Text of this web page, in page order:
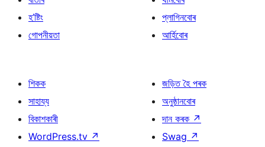
হ’ষ্টিং
গোপনীয়তা
প্লাগিনবোৰ
আৰ্হিবোৰ
শিকক
সাহায্য
বিকাশকাৰী
WordPress.tv ↗
জড়িত হৈ পৰক
অনুষ্ঠানবোৰ
দান কৰক ↗
Swag ↗